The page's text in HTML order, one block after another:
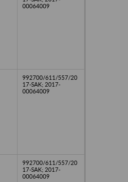
00064009
992700/611/557/20
17-SAK; 2017-
00064009
992700/611/557/20
17-SAK; 2017-
00064009